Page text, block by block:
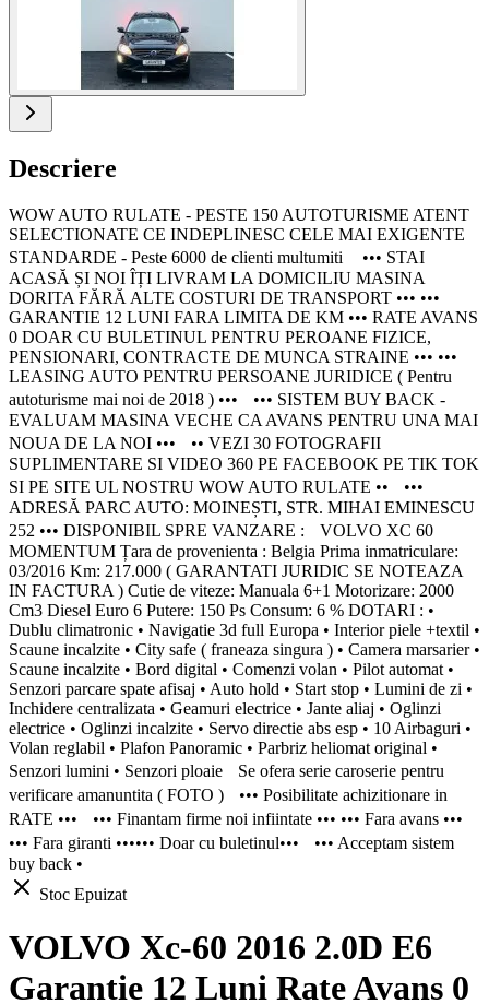
Descriere
WOW AUTO RULATE - PESTE 150 AUTOTURISME ATENT
SELECTIONATE CE INDEPLINESC CELE MAI EXIGENTE
STANDARDE - Peste 6000 de clienti multumiti ••• STAI
ACASĂ ȘI NOI ÎȚI LIVRAM LA DOMICILIU MASINA
DORITA FĂRĂ ALTE COSTURI DE TRANSPORT ••• •••
GARANTIE 12 LUNI FARA LIMITA DE KM ••• RATE AVANS
0 DOAR CU BULETINUL PENTRU PEROANE FIZICE,
PENSIONARI, CONTRACTE DE MUNCA STRAINE ••• •••
LEASING AUTO PENTRU PERSOANE JURIDICE ( Pentru
autoturisme mai noi de 2018 ) ••• ••• SISTEM BUY BACK -
EVALUAM MASINA VECHE CA AVANS PENTRU UNA MAI
NOUA DE LA NOI ••• •• VEZI 30 FOTOGRAFII
SUPLIMENTARE SI VIDEO 360 PE FACEBOOK PE TIK TOK
SI PE SITE UL NOSTRU WOW AUTO RULATE •• •••
ADRESĂ PARC AUTO: MOINEȘTI, STR. MIHAI EMINESCU
252 ••• DISPONIBIL SPRE VANZARE : VOLVO XC 60
MOMENTUM Țara de provenienta : Belgia Prima inmatriculare:
03/2016 Km: 217.000 ( GARANTATI JURIDIC SE NOTEAZA
IN FACTURA ) Cutie de viteze: Manuala 6+1 Motorizare: 2000
Cm3 Diesel Euro 6 Putere: 150 Ps Consum: 6 % DOTARI : •
Dublu climatronic • Navigatie 3d full Europa • Interior piele +textil •
Scaune incalzite • City safe ( franeaza singura ) • Camera marsarier •
Scaune incalzite • Bord digital • Comenzi volan • Pilot automat •
Senzori parcare spate afisaj • Auto hold • Start stop • Lumini de zi •
Inchidere centralizata • Geamuri electrice • Jante aliaj • Oglinzi
electrice • Oglinzi incalzite • Servo directie abs esp • 10 Airbaguri •
Volan reglabil • Plafon Panoramic • Parbriz heliomat original •
Senzori lumini • Senzori ploaie Se ofera serie caroserie pentru
verificare amanuntita ( FOTO ) ••• Posibilitate achizitionare in
RATE ••• ••• Finantam firme noi infiintate ••• ••• Fara avans •••
••• Fara giranti •••••• Doar cu buletinul••• ••• Acceptam sistem
buy back •
Stoc Epuizat
VOLVO Xc-60 2016 2.0D E6
Garantie 12 Luni Rate Avans 0